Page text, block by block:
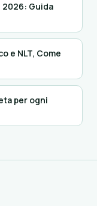
2026: Guida
e NLT, Come
per ogni